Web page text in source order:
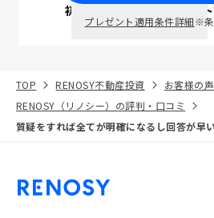
初回面談で ポイント
プレゼント適用条件詳細※条
TOP RENOSY不動産投資
お客様の声
RENOSY（リノシー）の評判・口コミ
質疑をすれば全てが明確になるし回答が早